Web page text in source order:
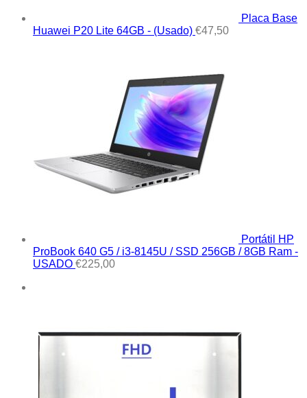
Placa Base
Huawei P20 Lite 64GB - (Usado) €47,50
Portátil HP
ProBook 640 G5 / i3-8145U / SSD 256GB / 8GB Ram -
USADO €225,00